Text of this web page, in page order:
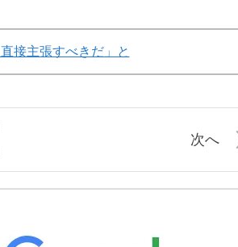
接主張すべきだ」と
次へ